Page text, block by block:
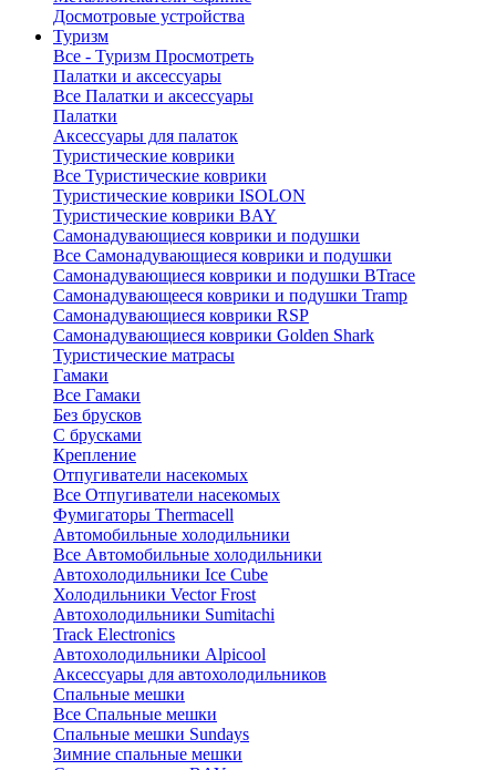
Досмотровые устройства
Туризм
Все - Туризм Просмотреть
Палатки и аксессуары
Все Палатки и аксессуары
Палатки
Аксессуары для палаток
Туристические коврики
Все Туристические коврики
Туристические коврики ISOLON
Туристические коврики BAY
Самонадувающиеся коврики и подушки
Все Самонадувающиеся коврики и подушки
Самонадувающиеся коврики и подушки BTrace
Самонадувающееся коврики и подушки Tramp
Самонадувающиеся коврики RSP
Самонадувающиеся коврики Golden Shark
Туристические матрасы
Гамаки
Все Гамаки
Без брусков
С брусками
Крепление
Отпугиватели насекомых
Все Отпугиватели насекомых
Фумигаторы Thermacell
Автомобильные холодильники
Все Автомобильные холодильники
Автохолодильники Ice Cube
Холодильники Vector Frost
Автохолодильники Sumitachi
Track Electronics
Автохолодильники Alpicool
Аксессуары для автохолодильников
Спальные мешки
Все Спальные мешки
Спальные мешки Sundays
Зимние спальные мешки